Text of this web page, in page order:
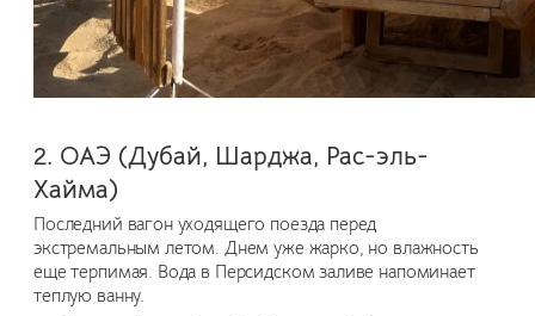
2. ОАЭ (Дубай, Шарджа, Рас-эль-
Хайма)
Последний вагон уходящего поезда перед
экстремальным летом. Днем уже жарко, но влажность
еще терпимая. Вода в Персидском заливе напоминает
теплую ванну.